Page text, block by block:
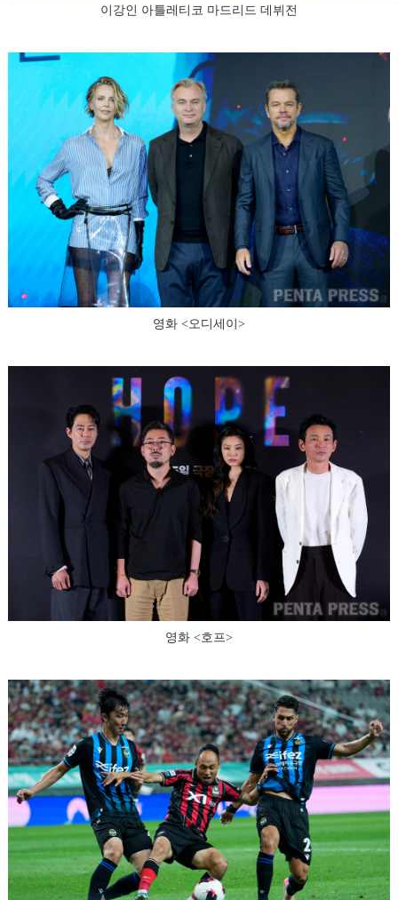
이강인 아틀레티코 마드리드 데뷔전
영화 <오디세이>
영화 <호프>